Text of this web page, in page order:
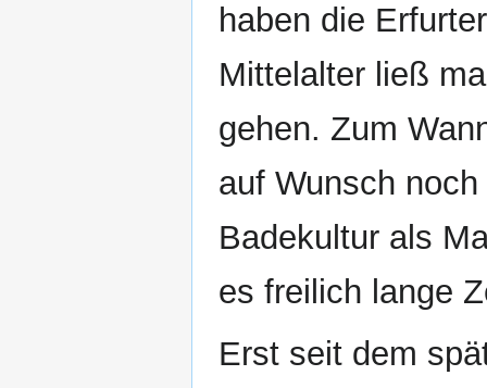
haben die
Mittelalter ließ
gehen. Zum
auf Wunsch
Badekultur als
es freilich lange
Erst seit dem